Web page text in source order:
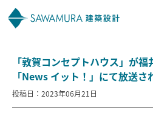
私たちの
「敦賀コンセプトハウス」が
「News イット！」にて放送さ
投稿日：2023年06月21日